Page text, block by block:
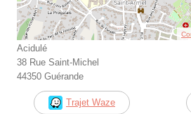
Acidulé
38 Rue Saint-Michel
44350 Guérande
Trajet Waze